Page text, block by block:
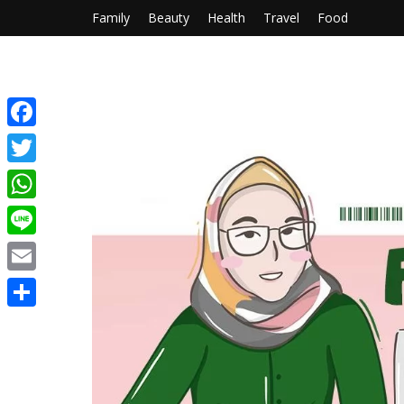
Family Beauty Health Travel Food
Facebook
Twitter
WhatsApp
Line
Email